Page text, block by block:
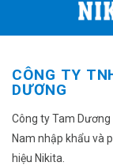
CÔNG TY
DƯƠNG
Công ty Tam
Nam nhập khẩu và
hiệu Nikita.